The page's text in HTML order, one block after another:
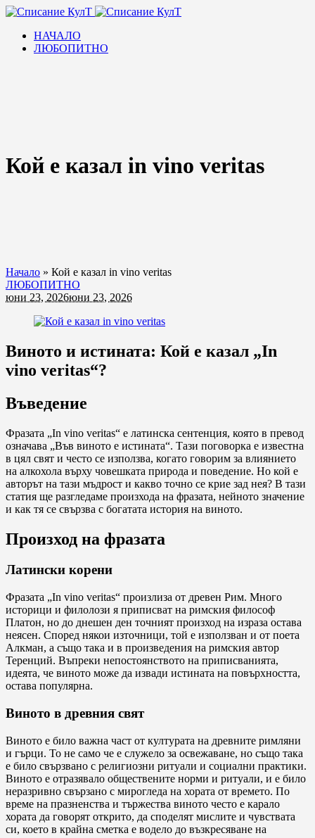
НАЧАЛО
ЛЮБОПИТНО
Кой е казал in vino veritas
Начало » Кой е казал in vino veritas
ЛЮБОПИТНО
юни 23, 2026юни 23, 2026
Виното и истината: Кой е казал „In
vino veritas“?
Въведение
Фразата „In vino veritas“ е латинска сентенция, която в превод
означава „Във виното е истината“. Тази поговорка е известна
в цял свят и често се използва, когато говорим за влиянието
на алкохола върху човешката природа и поведение. Но кой е
авторът на тази мъдрост и какво точно се крие зад нея? В тази
статия ще разгледаме произхода на фразата, нейното значение
и как тя се свързва с богатата история на виното.
Произход на фразата
Латински корени
Фразата „In vino veritas“ произлиза от древен Рим. Много
историци и филолози я приписват на римския философ
Платон, но до днешен ден точният произход на израза остава
неясен. Според някои източници, той е използван и от поета
Алкман, а също така и в произведения на римския автор
Теренций. Въпреки непостоянството на приписванията,
идеята, че виното може да извади истината на повърхността,
остава популярна.
Виното в древния свят
Виното е било важна част от културата на древните римляни
и гърци. То не само че е служело за освежаване, но също така
е било свързвано с религиозни ритуали и социални практики.
Виното е отразявало обществените норми и ритуали, и е било
неразривно свързано с мирогледа на хората от времето. По
време на празненства и тържества виното често е карало
хората да говорят открито, да споделят мислите и чувствата
си, което в крайна сметка е водело до възкресяване на